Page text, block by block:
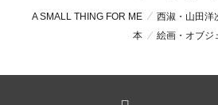
A SMALL THING FOR ME 西淑・山田洋
本
絵画・オブジ